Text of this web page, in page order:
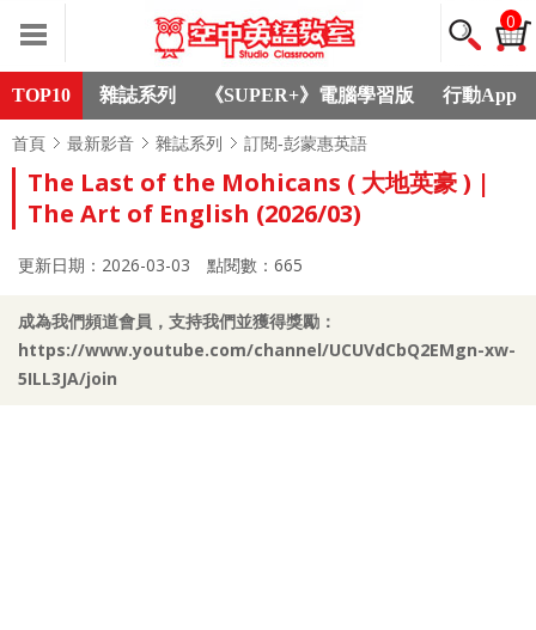
0
TOP10 雜誌系列 《SUPER+》電腦學習版 行動App
首頁 最新影音 雜誌系列 訂閱-彭蒙惠英語
The Last of the Mohicans ( 大地英豪 ) |
The Art of English (2026/03)
更新日期：2026-03-03 點閱數：665
成為我們頻道會員，支持我們並獲得獎勵：
https://www.youtube.com/channel/UCUVdCbQ2EMgn-xw-
5ILL3JA/join